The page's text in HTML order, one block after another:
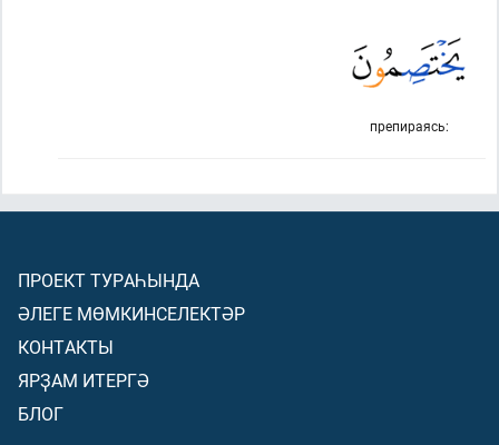
препираясь:
ПРОЕКТ ТУРАҺЫНДА
ӘЛЕГЕ МӨМКИНСЕЛЕКТӘР
КОНТАКТЫ
ЯРҘАМ ИТЕРГӘ
БЛОГ